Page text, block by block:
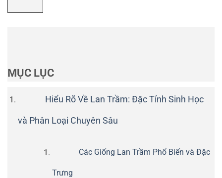
MỤC LỤC
Hiểu Rõ Về Lan Trầm: Đặc Tính Sinh Học
và Phân Loại Chuyên Sâu
Các Giống Lan Trầm Phổ Biến và Đặc
Trưng